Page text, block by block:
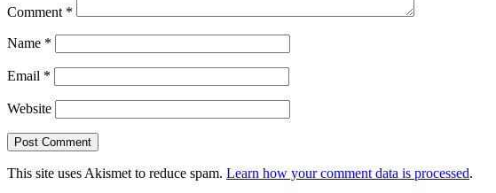
Comment *
Name *
Email *
Website
This site uses Akismet to reduce spam. Learn how your comment data is processed.